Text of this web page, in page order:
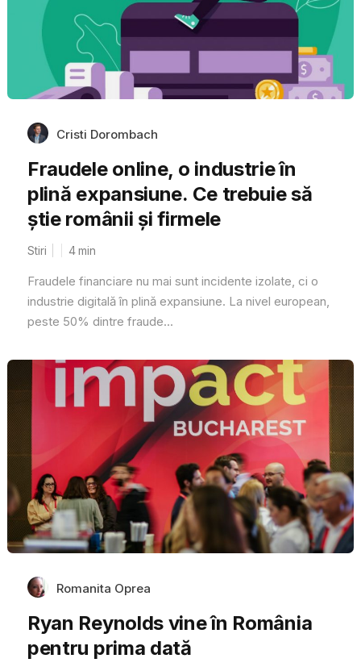
Cristi Dorombach
Fraudele online, o industrie în
plină expansiune. Ce trebuie să
știe românii și firmele
Stiri 4min
Fraudele financiare nu mai sunt incidente izolate, ci o
industrie digitală în plină expansiune. La nivel european,
peste 50% dintre fraude...
Romanita Oprea
Ryan Reynolds vine în România
pentru prima dată